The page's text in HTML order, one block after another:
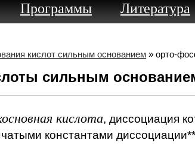
Программы Литература
кислот сильным основанием » орто-
сильным
кислота, диссоциация
константами
красная